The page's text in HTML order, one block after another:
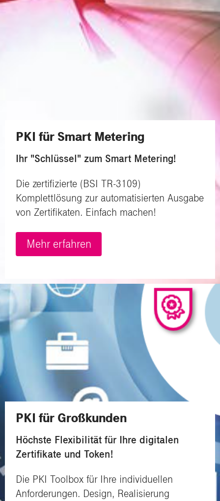
PKI für Smart Metering
Ihr "Schlüssel" zum Smart Metering!
Die zertifizierte (BSI TR-3109)
Komplettlösung zur automatisierten Ausgabe
von Zertifikaten. Einfach machen!
Mehr erfahren
PKI für Großkunden
Höchste Flexibilität für Ihre digitalen
Zertifikate und Token!
Die PKI Toolbox für Ihre individuellen
Anforderungen. Design, Realisierung